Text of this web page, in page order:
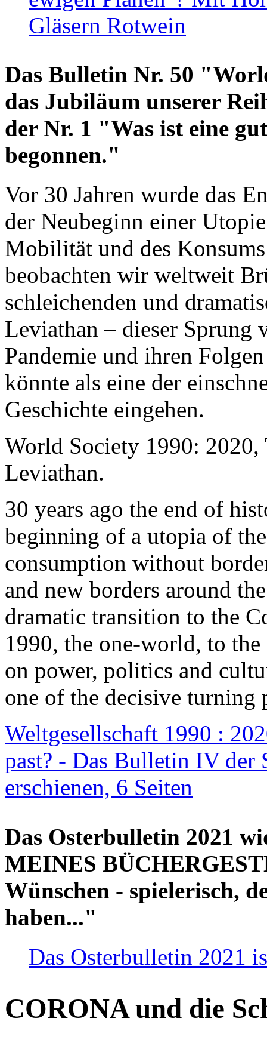
Gläsern Rotwein
Das Bulletin Nr. 50
das Jubiläum unserer
der Nr. 1 "Was ist eine
begonnen."
Vor 30 Jahren wurde das
der Neubeginn einer
Mobilität und des
beobachten wir weltweit
schleichenden und
Leviathan – dieser Sprung
Pandemie und ihren
könnte als eine der
Geschichte eingehen.
World Society 1990: 2020,
Leviathan.
30 years ago the end of
beginning of a utopia of
consumption without
and new borders around
dramatic transition to the
1990, the one-world, to the
on power, politics and
one of the decisive turning
Weltgesellschaft 1990 :
past? - Das Bulletin IV der
erschienen, 6 Seiten
Das Osterbulletin 2021
MEINES
Wünschen - spielerisch,
haben..."
Das Osterbulletin 2021
CORONA und die